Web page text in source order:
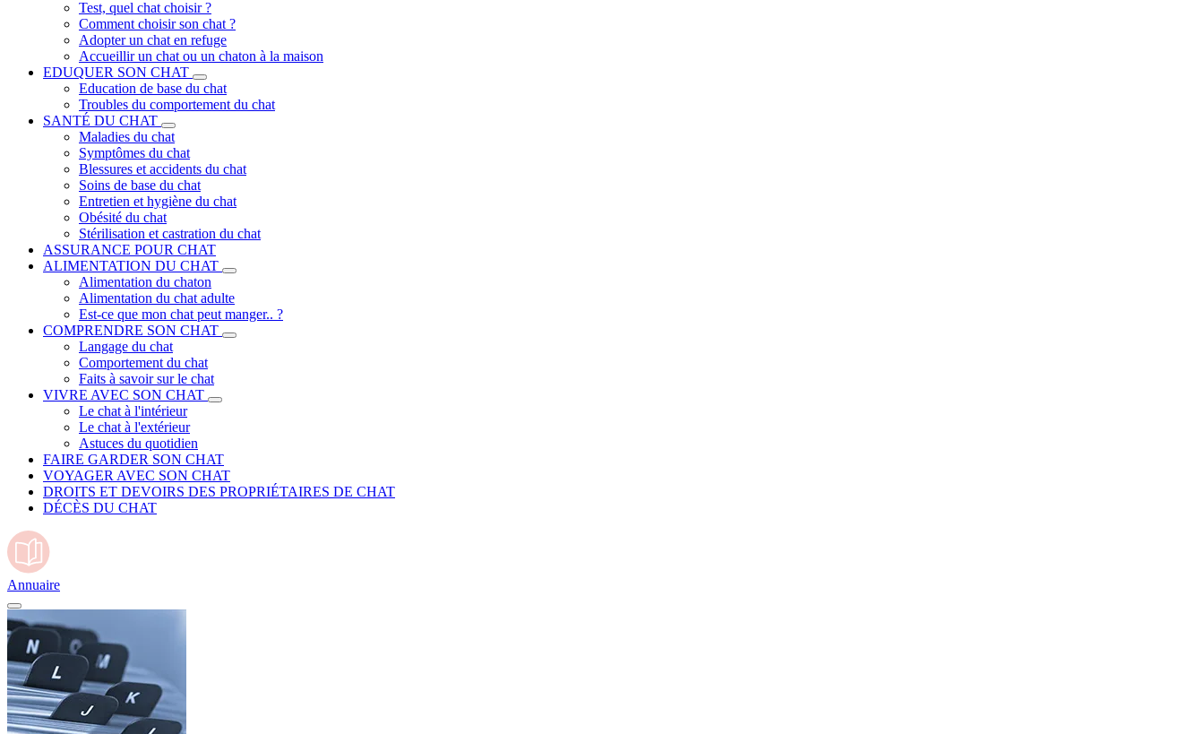
Test, quel chat choisir ?
Comment choisir son chat ?
Adopter un chat en refuge
Accueillir un chat ou un chaton à la maison
EDUQUER SON CHAT
Education de base du chat
Troubles du comportement du chat
SANTÉ DU CHAT
Maladies du chat
Symptômes du chat
Blessures et accidents du chat
Soins de base du chat
Entretien et hygiène du chat
Obésité du chat
Stérilisation et castration du chat
ASSURANCE POUR CHAT
ALIMENTATION DU CHAT
Alimentation du chaton
Alimentation du chat adulte
Est-ce que mon chat peut manger.. ?
COMPRENDRE SON CHAT
Langage du chat
Comportement du chat
Faits à savoir sur le chat
VIVRE AVEC SON CHAT
Le chat à l'intérieur
Le chat à l'extérieur
Astuces du quotidien
FAIRE GARDER SON CHAT
VOYAGER AVEC SON CHAT
DROITS ET DEVOIRS DES PROPRIÉTAIRES DE CHAT
DÉCÈS DU CHAT
Annuaire